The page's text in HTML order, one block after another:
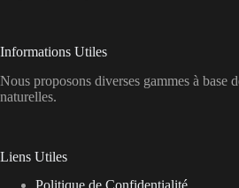
Informations Utiles
Nous proposons diverses gammes à base
naturelles.
Liens Utiles